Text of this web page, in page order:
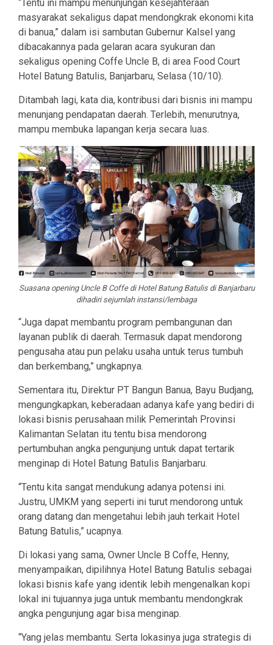
“Tentu ini mampu menunjungan kesejahteraan
masyarakat sekaligus dapat mendongkrak ekonomi kita
di banua,” dalam isi sambutan Gubernur Kalsel yang
dibacakannya pada gelaran acara syukuran dan
sekaligus opening Coffe Uncle B, di area Food Court
Hotel Batung Batulis, Banjarbaru, Selasa (10/10).
Ditambah lagi, kata dia, kontribusi dari bisnis ini mampu
menunjang pendapatan daerah. Terlebih, menurutnya,
mampu membuka lapangan kerja secara luas.
Suasana opening Uncle B Coffe di Hotel Batung Batulis di Banjarbaru
dihadiri sejumlah instansi/lembaga
“Juga dapat membantu program pembangunan dan
layanan publik di daerah. Termasuk dapat mendorong
pengusaha atau pun pelaku usaha untuk terus tumbuh
dan berkembang,” ungkapnya.
Sementara itu, Direktur PT Bangun Banua, Bayu Budjang,
mengungkapkan, keberadaan adanya kafe yang bediri di
lokasi bisnis perusahaan milik Pemerintah Provinsi
Kalimantan Selatan itu tentu bisa mendorong
pertumbuhan angka pengunjung untuk dapat tertarik
menginap di Hotel Batung Batulis Banjarbaru.
“Tentu kita sangat mendukung adanya potensi ini.
Justru, UMKM yang seperti ini turut mendorong untuk
orang datang dan mengetahui lebih jauh terkait Hotel
Batung Batulis,” ucapnya.
Di lokasi yang sama, Owner Uncle B Coffe, Henny,
menyampaikan, dipilihnya Hotel Batung Batulis sebagai
lokasi bisnis kafe yang identik lebih mengenalkan kopi
lokal ini tujuannya juga untuk membantu mendongkrak
angka pengunjung agar bisa menginap.
“Yang jelas membantu. Serta lokasinya juga strategis di